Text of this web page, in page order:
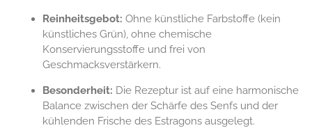
Reinheitsgebot: Ohne künstliche Farbstoffe (kein
künstliches Grün), ohne chemische
Konservierungsstoffe und frei von
Geschmacksverstärkern.
Besonderheit: Die Rezeptur ist auf eine harmonische
Balance zwischen der Schärfe des Senfs und der
kühlenden Frische des Estragons ausgelegt.